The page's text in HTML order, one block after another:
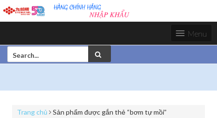
i
t
c
t
Menu
e
c
Trang chủ Sản phẩm được gắn thẻ “bơm tự mồi”